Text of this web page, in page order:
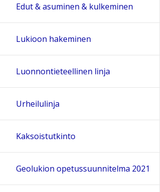
Edut & asuminen & kulkeminen
Lukioon hakeminen
Luonnontieteellinen linja
Urheilulinja
Kaksoistutkinto
Geolukion opetussuunnitelma 2021